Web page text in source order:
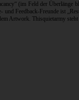
(im Feld der Überlänge
Feedback-Freunde ist
Artwork. Thisquietarmy